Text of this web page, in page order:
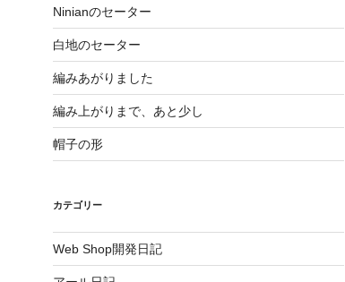
Ninianのセーター
白地のセーター
編みあがりました
編み上がりまで、あと少し
帽子の形
カテゴリー
Web Shop開発日記